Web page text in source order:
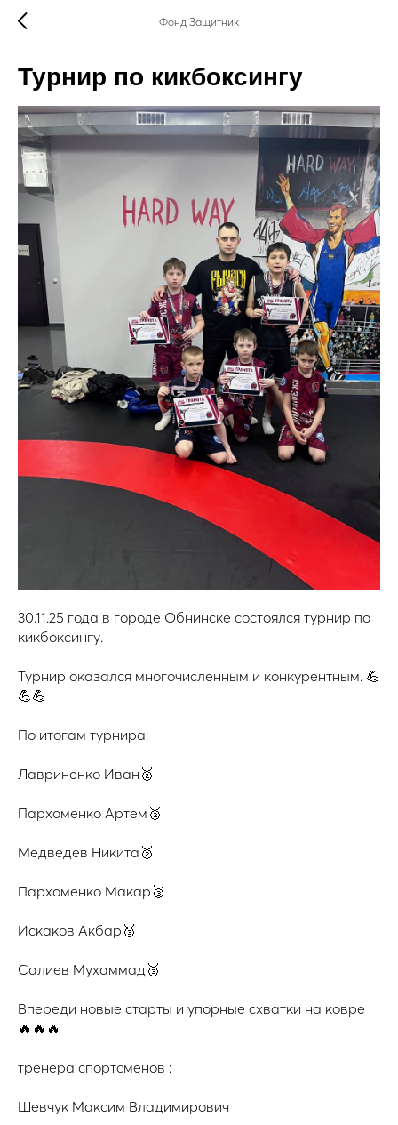
Фонд Защитник
Турнир по кикбоксингу
30.11.25 года в городе Обнинске состоялся турнир по
кикбоксингу.
Турнир оказался многочисленным и конкурентным. 💪
💪💪
По итогам турнира:
Лавриненко Иван🥈
Пархоменко Артем🥈
Медведев Никита🥈
Пархоменко Макар🥉
Искаков Акбар🥉
Салиев Мухаммад🥉
Впереди новые старты и упорные схватки на ковре
🔥🔥🔥
тренера спортсменов :
Шевчук Максим Владимирович